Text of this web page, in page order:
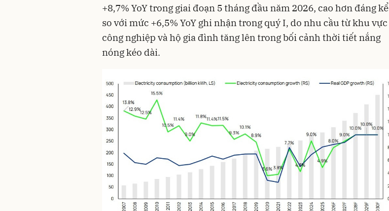
+8,7% YoY trong giai đoạn 5 tháng đầu năm 2026, cao hơn đáng kể
so với mức +6,5% YoY ghi nhận trong quý I, do nhu cầu từ khu vực
công nghiệp và hộ gia đình tăng lên trong bối cảnh thời tiết nắng
nóng kéo dài.